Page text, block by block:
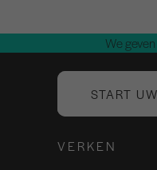
We
START
VERKEN